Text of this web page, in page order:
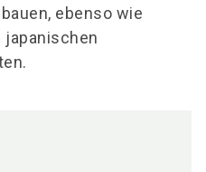
ebenso wie
japanischen